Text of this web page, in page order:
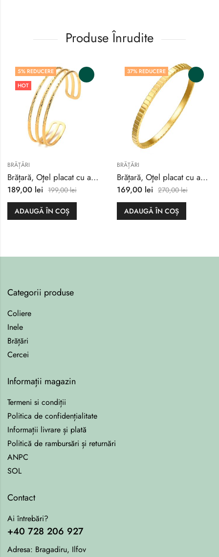
Produse Înrudite
5% REDUCERE
HOT
BRĂȚĂRI
Brățară, Oţel placat cu aur 18K
189,00 lei 199,00lei
ADAUGĂ ÎN COȘ
37% REDUCERE
BRĂȚĂRI
Brățară, Oţel placat cu aur 18K
169,00 lei 270,00lei
ADAUGĂ ÎN COȘ
Categorii produse
Coliere
Inele
Brățări
Cercei
Informații magazin
Termeni si condiții
Politica de confidențialitate
Informații livrare și plată
Politică de rambursări și returnări
ANPC
SOL
Contact
Ai întrebări?
+40 728 206 927
Adresa: Bragadiru, Ilfov